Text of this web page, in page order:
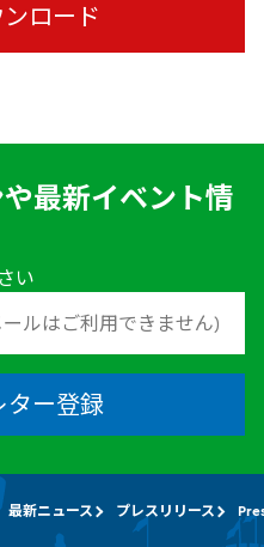
ロード
最新イベント情
い
ター登録
最新ニュース プレスリリース